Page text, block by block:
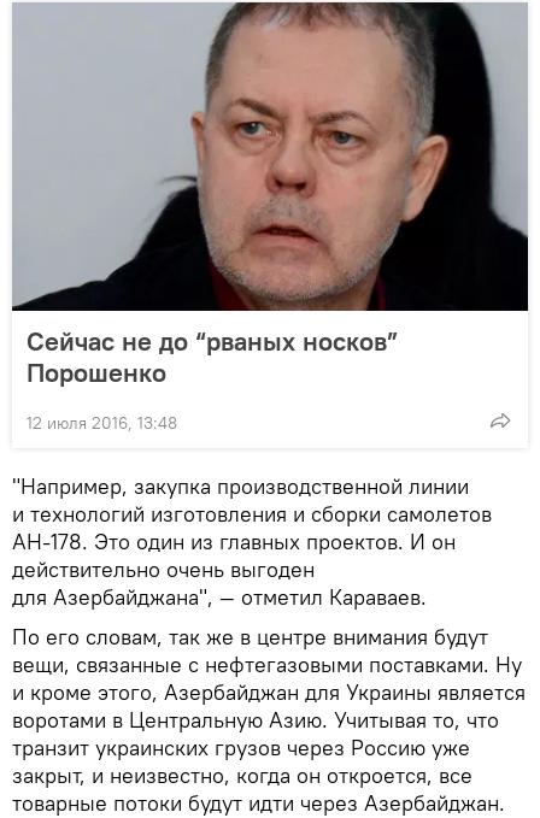
Сейчас не до “рваных носков”
Порошенко
12 июля 2016, 13:48
"Например, закупка производственной линии
и технологий изготовления и сборки самолетов
АН-178. Это один из главных проектов. И он
действительно очень выгоден
для Азербайджана", — отметил Караваев.
По его словам, так же в центре внимания будут
вещи, связанные с нефтегазовыми поставками. Ну
и кроме этого, Азербайджан для Украины является
воротами в Центральную Азию. Учитывая то, что
транзит украинских грузов через Россию уже
закрыт, и неизвестно, когда он откроется, все
товарные потоки будут идти через Азербайджан.